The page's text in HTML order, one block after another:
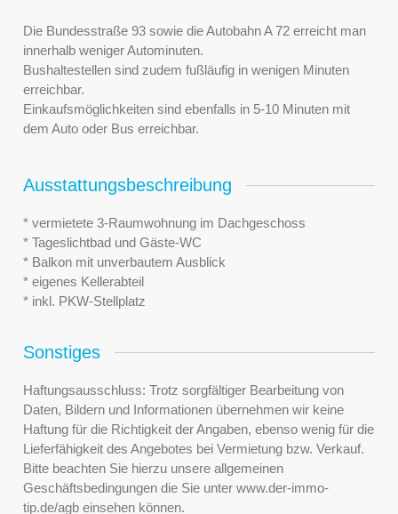
Die Bundesstraße 93 sowie die Autobahn A 72 erreicht man
innerhalb weniger Autominuten.
Bushaltestellen sind zudem fußläufig in wenigen Minuten
erreichbar.
Einkaufsmöglichkeiten sind ebenfalls in 5-10 Minuten mit
dem Auto oder Bus erreichbar.
Ausstattungsbeschreibung
* vermietete 3-Raumwohnung im Dachgeschoss
* Tageslichtbad und Gäste-WC
* Balkon mit unverbautem Ausblick
* eigenes Kellerabteil
* inkl. PKW-Stellplatz
Sonstiges
Haftungsausschluss: Trotz sorgfältiger Bearbeitung von
Daten, Bildern und Informationen übernehmen wir keine
Haftung für die Richtigkeit der Angaben, ebenso wenig für die
Lieferfähigkeit des Angebotes bei Vermietung bzw. Verkauf.
Bitte beachten Sie hierzu unsere allgemeinen
Geschäftsbedingungen die Sie unter www.der-immo-
tip.de/agb einsehen können.